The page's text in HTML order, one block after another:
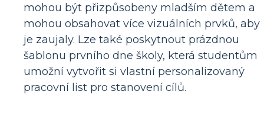
mohou být přizpůsobeny mladším dětem a
mohou obsahovat více vizuálních prvků, aby
je zaujaly. Lze také poskytnout prázdnou
šablonu prvního dne školy, která studentům
umožní vytvořit si vlastní personalizovaný
pracovní list pro stanovení cílů.